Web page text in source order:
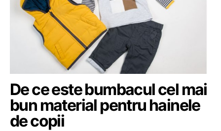
De ce este bumbacul cel mai
bun material pentru hainele
de copii